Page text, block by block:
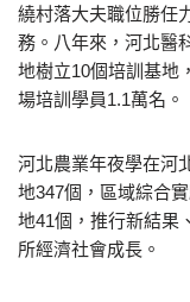
繞村落大夫職位勝任
務。八年來，河北醫
地樹立10個培訓基地
場培訓學員1.1萬名。
河北農業年夜學在河
地347個，區域綜合
地41個，推行新結果
所經濟社會成長。